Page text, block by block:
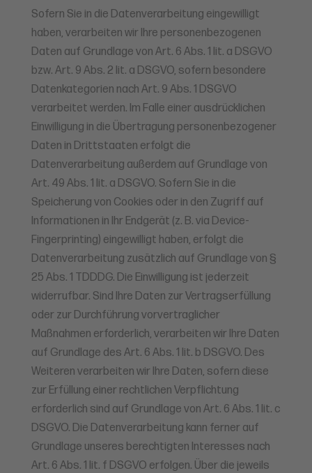
Sofern Sie in die Datenverarbeitung eingewilligt
haben, verarbeiten wir Ihre personenbezogenen
Daten auf Grundlage von Art. 6 Abs. 1 lit. a DSGVO
bzw. Art. 9 Abs. 2 lit. a DSGVO, sofern besondere
Datenkategorien nach Art. 9 Abs. 1 DSGVO
verarbeitet werden. Im Falle einer ausdrücklichen
Einwilligung in die Übertragung personenbezogener
Daten in Drittstaaten erfolgt die
Datenverarbeitung außerdem auf Grundlage von
Art. 49 Abs. 1 lit. a DSGVO. Sofern Sie in die
Speicherung von Cookies oder in den Zugriff auf
Informationen in Ihr Endgerät (z. B. via Device-
Fingerprinting) eingewilligt haben, erfolgt die
Datenverarbeitung zusätzlich auf Grundlage von §
25 Abs. 1 TDDDG. Die Einwilligung ist jederzeit
widerrufbar. Sind Ihre Daten zur Vertragserfüllung
oder zur Durchführung vorvertraglicher
Maßnahmen erforderlich, verarbeiten wir Ihre Daten
auf Grundlage des Art. 6 Abs. 1 lit. b DSGVO. Des
Weiteren verarbeiten wir Ihre Daten, sofern diese
zur Erfüllung einer rechtlichen Verpflichtung
erforderlich sind auf Grundlage von Art. 6 Abs. 1 lit. c
DSGVO. Die Datenverarbeitung kann ferner auf
Grundlage unseres berechtigten Interesses nach
Art. 6 Abs. 1 lit. f DSGVO erfolgen. Über die jeweils